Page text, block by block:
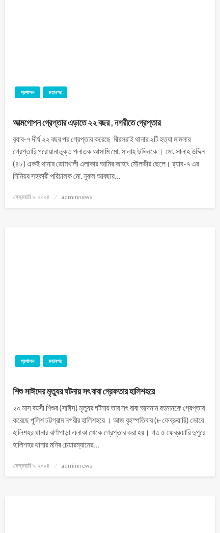
প্রশাসন মহানগর
আত্মগোপন গ্রেপ্তার এড়াতে ২২ বছর , নগরীতে গ্রেপ্তার
র‌্যাব-৭ দীর্ঘ ২২ বছর পর গ্রেপ্তার করেছে মীরসরাই থানার ২টি হত্যা মামলার
গ্রেপ্তারি পরোয়ানাভুক্ত পলাতক আসামি মো. সালাহ উদ্দিনকে । মো. সালাহ উদ্দিন
(৪৮) একই থানার ডোমখালী এলাকার আমির আহাং মৌলভীর ছেলে। র‌্যাব-৭ এর
সিনিয়র সহকারী পরিচালক মো. নুরুল আবছার…
ফেব্রুয়ারি ৯, ২০২৪ adminnews
প্রশাসন মহানগর
শিশু সাঈদের মৃত্যুর ঘটনায় সৎ বাবা গ্রেফতার হালিশহরে
২০ মাস বয়সী শিশুর (সাঈদ) মৃত্যুর ঘটনায় তার সৎ বাবা আদনান রহমানকে গ্রেপ্তার
করেছে পুলিশ চট্টগ্রাম নগরীর হালিশহরে । আজ বৃহস্পতিবার (৮ ফেব্রুয়ারি) ভোরে
হালিশহর থানার ঝর্ণাপাড়া এলাকা থেকে গ্রেপ্তার করা হয়। গত ৫ ফেব্রুয়ারি দুপুরে
হালিশহর থানার মনির চেয়ারম্যানের…
ফেব্রুয়ারি ৯, ২০২৪ adminnews